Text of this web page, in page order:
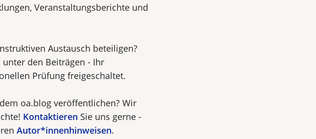
Veranstaltungsberichte und
Austausch beteiligen?
den Beiträgen - Ihr
Prüfung freigeschaltet.
oa.blog veröffentlichen? Wir
Kontaktieren Sie uns gerne -
Autor*innenhinweisen.